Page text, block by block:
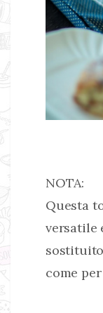
NOTA:
Questa
versatile
come